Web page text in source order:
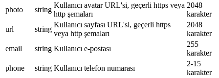
photo
string
Kullanıcı avatar URL'si, geçerli https veya
http şemaları
2048
karakter
url
string
Kullanıcı sayfası URL'si, geçerli https
veya http şemaları
2048
karakter
email
string Kullanıcı e-postası
255
karakter
phone
string Kullanıcı telefon numarası
2-15
karakter